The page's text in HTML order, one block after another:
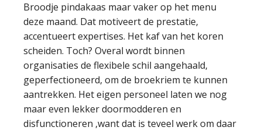
Broodje pindakaas maar vaker op het menu
deze maand. Dat motiveert de prestatie,
accentueert expertises. Het kaf van het koren
scheiden. Toch? Overal wordt binnen
organisaties de flexibele schil aangehaald,
geperfectioneerd, om de broekriem te kunnen
aantrekken. Het eigen personeel laten we nog
maar even lekker doormodderen en
disfunctioneren ,want dat is teveel werk om daar